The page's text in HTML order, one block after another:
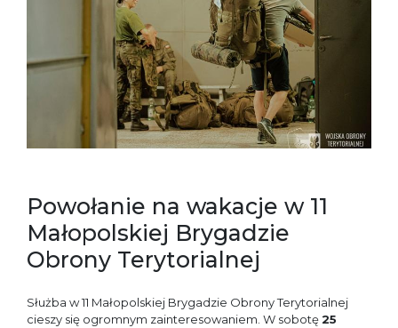
Powołanie na wakacje w 11
Małopolskiej Brygadzie
Obrony Terytorialnej
Służba w 11 Małopolskiej Brygadzie Obrony Terytorialnej
cieszy się ogromnym zainteresowaniem. W sobotę25